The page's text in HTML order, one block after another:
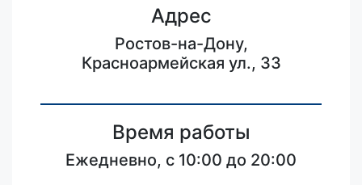
Адрес
Ростов-на-Дону,
Красноармейская ул., 33
Время работы
Ежедневно, с 10:00 до 20:00